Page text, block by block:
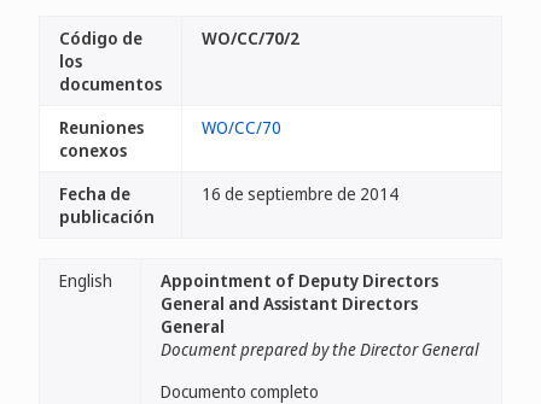
Código de
los
documentos
WO/CC/70/2
Reuniones
conexos
WO/CC/70
Fecha de
publicación
16 de septiembre de 2014
English
Appointment of Deputy Directors
General and Assistant Directors
General
Document prepared by the Director General
Documento completo